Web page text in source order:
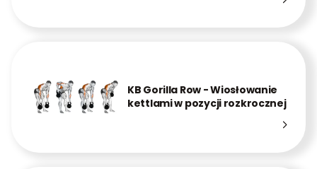
KB Gorilla Row - Wiosłowanie
kettlami w pozycji rozkrocznej